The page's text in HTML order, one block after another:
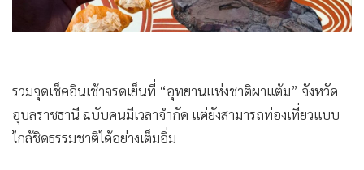
อาชญากรรม
• Motoring
• วิทยาศาสตร์
• SMEs
• หุ้น
รวมจุดเช็คอินเช้าจรดเย็นที่ “อุทยานแห่งชาติผาแต้ม” จังหวัด
อุบลราชธานี ฉบับคนมีเวลาจำกัด แต่ยังสามารถท่องเที่ยวแบบ
ใกล้ชิดธรรมชาติได้อย่างเต็มอิ่ม